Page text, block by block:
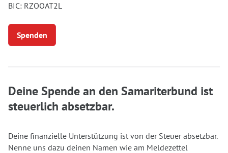
BIC: RZOOAT2L
Spenden
Deine Spende an den Samariterbund ist
steuerlich absetzbar.
Deine finanzielle Unterstützung ist von der Steuer absetzbar.
Nenne uns dazu deinen Namen wie am Meldezettel